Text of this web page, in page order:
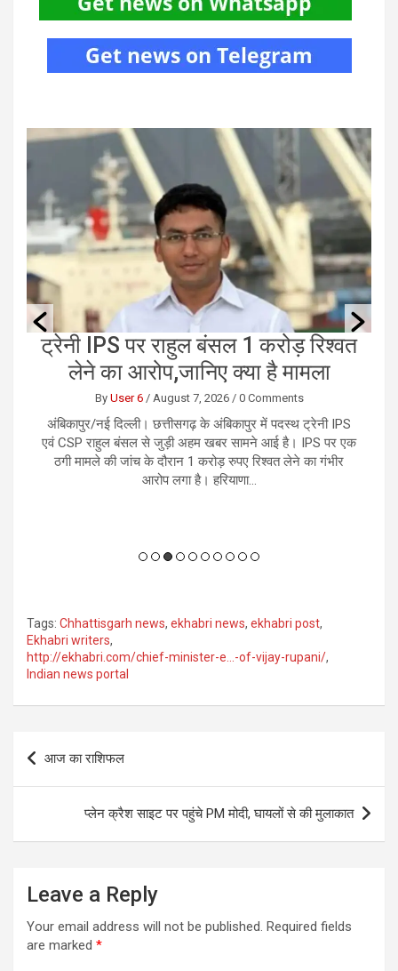
ट्रेनी IPS पर राहुल बंसल 1 करोड़ रिश्वत
लेने का आरोप,जानिए क्या है मामला
By User 6/ August 7, 2026/ 0 Comments
अंबिकापुर/नई दिल्ली। छत्तीसगढ़ के अंबिकापुर में पदस्थ ट्रेनी IPS
एवं CSP राहुल बंसल से जुड़ी अहम खबर सामने आई है। IPS पर एक
ठगी मामले की जांच के दौरान 1 करोड़ रुपए रिश्वत लेने का गंभीर
आरोप लगा है। हरियाणा...
Tags: Chhattisgarh news, ekhabri news, ekhabri post,
Ekhabri writers,
http://ekhabri.com/chief-minister-e…-of-vijay-rupani/,
Indian news portal
Post
navigation
आज का राशिफल
प्लेन क्रैश साइट पर पहुंचे PM मोदी, घायलों से की मुलाकात
Leave a Reply
Your email address will not be published. Required fields
are marked *